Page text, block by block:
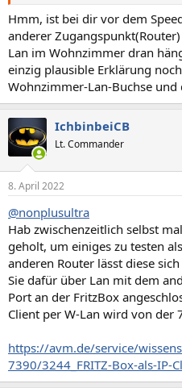
Hmm, ist bei dir vor dem
anderer
Lan im Wohnzimmer dran
einzig plausible Erklärung
Wohnzimmer-Lan-Buchse und
IchbinbeiCB
Lt. Commander
8. April 2022
@nonplusultra
Hab zwischenzeitlich selbst
geholt, um einiges zu testen
anderen Router lässt diese
Sie dafür über Lan mit dem
Port an der FritzBox
Client per W-Lan wird von der
https://avm.de/service/
7390/3244_FRITZ-Box-als-IP-